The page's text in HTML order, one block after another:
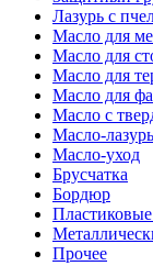
Лазурь с
Масло для
Масло для
Масло для
Масло для
Масло с
Масло-
Масло-уход
Брусчатка
Бордюр
Прочее